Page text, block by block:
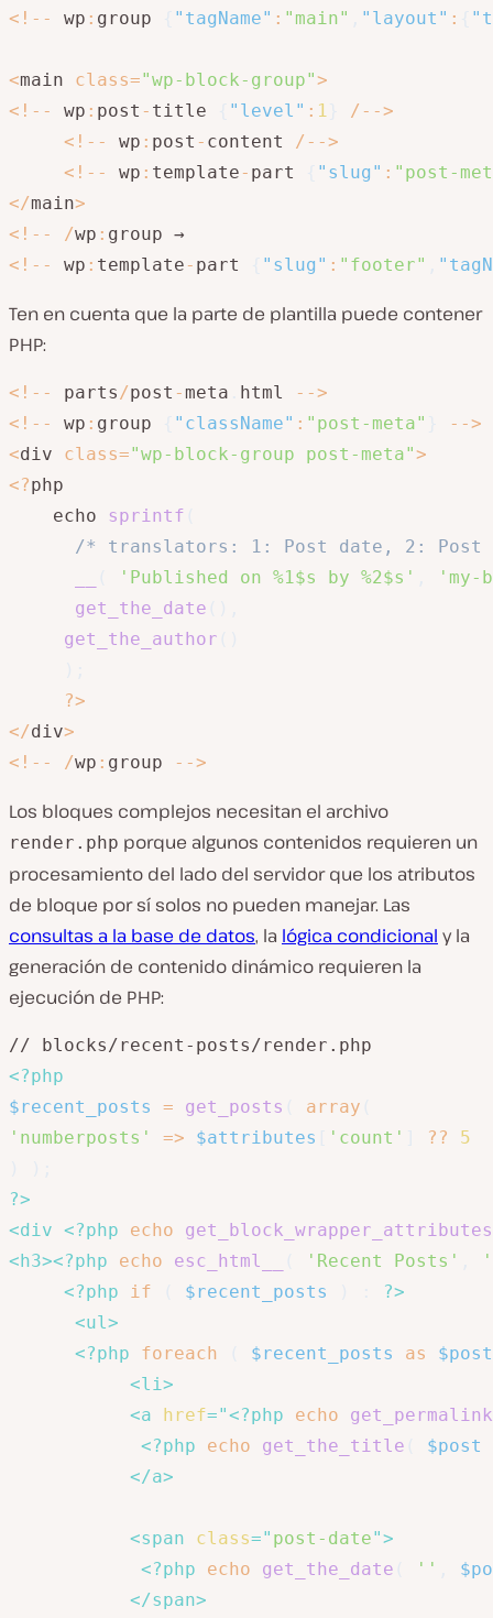
< ! -- wp : group "tagName" : "main" "layout" :
<main class="wp-block-group">
< ! -- wp : post - title "level" : 1 /-->
< ! -- wp : post - content /-->
< ! -- wp : template- part "slug" : "post-
</main>
< ! -- /wp :
< ! -- wp : template- part "slug" : "footer"
Ten en cuenta que la parte de plantilla puede contener
PHP:
< ! -- parts /post -meta html -->
< ! -- wp : group "className" : "post-meta" -->
<div class="wp-block-group post-meta">
<?php
    echo
sprintf
/* translators: 1: Post date, 2: Post
'Published on %1$s by %2$s'
'my-
get_the_date
get_the_author
?>
</div>
< ! -- /wp : group -->
Los bloques complejos necesitan el archivo
render.php porque algunos contenidos requieren un
procesamiento del lado del servidor que los atributos
de bloque por sí solos no pueden manejar. Las
consultas a la base de datos, la lógica condicional y la
generación de contenido dinámico requieren la
ejecución de PHP:
<?php
$recent_posts
= get_posts array
'numberposts'
=> $attributes 'count' ??
5
?>
<div <?php echo
get_block_wrapper_attributes
<h3><?php echo esc_html__ 'Recent Posts'
<?php
if $recent_posts
?>
<ul >
<?php
foreach $recent_posts as
$post
<li >
<a href="<?php echo
get_permalink
<?php
echo get_the_title
$post
</a>
<span class=" post-date">
<?php
echo get_the_date ''
</span>